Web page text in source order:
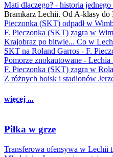
Mati dlaczego? - historia jednego
Bramkarz Lechii. Od A-klasy do
Pieczonka (SKT) odpadł w
F. Pieczonka (SKT) zagra w
Krajobraz po bitwie... Co w
SKT na Roland Garros - F.
Pomorze znokautowane -
F. Pieczonka (SKT) zagra w
Z różnych boisk i stadionów
więcej ...
Piłka w grze
Transferowa ofensywa w Lechii